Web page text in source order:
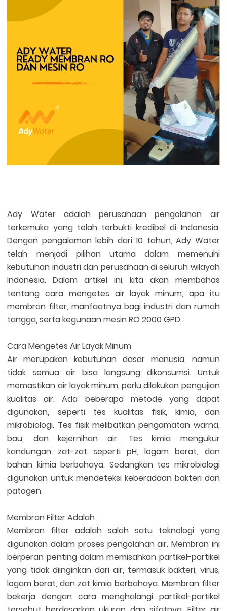
Ady Water adalah perusahaan pengolahan air
terkemuka yang telah terbukti kredibel di Indonesia.
Dengan pengalaman lebih dari 10 tahun, Ady Water
telah menjadi pilihan utama dalam memenuhi
kebutuhan industri dan perusahaan di seluruh wilayah
Indonesia. Dalam artikel ini, kita akan membahas
tentang cara mengetes air layak minum, apa itu
membran filter, manfaatnya bagi industri dan rumah
tangga, serta kegunaan mesin RO 2000 GPD.
Cara Mengetes Air Layak Minum
Air merupakan kebutuhan dasar manusia, namun
tidak semua air bisa langsung dikonsumsi. Untuk
memastikan air layak minum, perlu dilakukan pengujian
kualitas air. Ada beberapa metode yang dapat
digunakan, seperti tes kualitas fisik, kimia, dan
mikrobiologi. Tes fisik melibatkan pengamatan warna,
bau, dan kejernihan air. Tes kimia mengukur
kandungan zat-zat seperti pH, logam berat, dan
bahan kimia berbahaya. Sedangkan tes mikrobiologi
digunakan untuk mendeteksi keberadaan bakteri dan
patogen.
Membran Filter Adalah
Membran filter adalah salah satu teknologi yang
digunakan dalam proses pengolahan air. Membran ini
berperan penting dalam memisahkan partikel-partikel
yang tidak diinginkan dari air, termasuk bakteri, virus,
logam berat, dan zat kimia berbahaya. Membran filter
bekerja dengan cara menghalangi partikel-partikel